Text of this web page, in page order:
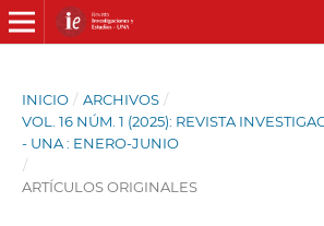
INICIO / ARCHIVOS /
VOL. 16 NÚM. 1 (2025): REVISTA
- UNA : ENERO-JUNIO
/
ARTÍCULOS ORIGINALES